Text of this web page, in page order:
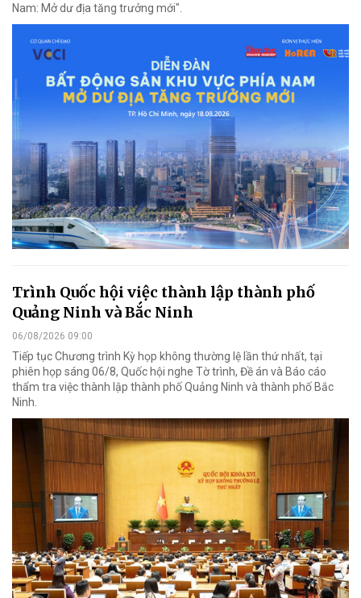
Nam: Mở dư địa tăng trưởng mới".
Trình Quốc hội việc thành lập thành phố
Quảng Ninh và Bắc Ninh
06/08/2026 09:00
Tiếp tục Chương trình Kỳ họp không thường lệ lần thứ nhất, tại
phiên họp sáng 06/8, Quốc hội nghe Tờ trình, Đề án và Báo cáo
thẩm tra việc thành lập thành phố Quảng Ninh và thành phố Bắc
Ninh.